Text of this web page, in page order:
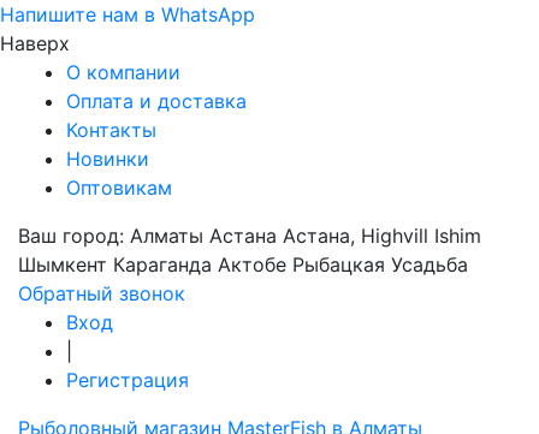
Напишите нам в WhatsApp
Наверх
О компании
Оплата и доставка
Контакты
Новинки
Оптовикам
Ваш город: Алматы Астана Астана, Highvill Ishim
Шымкент Караганда Актобе Рыбацкая Усадьба
Обратный звонок
Вход
Регистрация
Рыболовный магазин MasterFish в Алматы